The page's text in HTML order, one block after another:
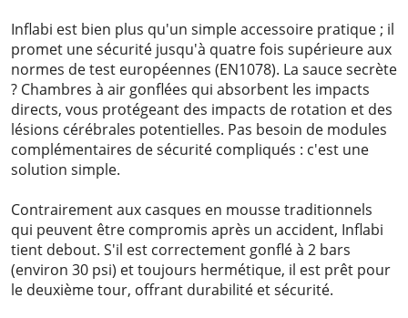
Inflabi est bien plus qu'un simple accessoire pratique ; il
promet une sécurité jusqu'à quatre fois supérieure aux
normes de test européennes (EN1078). La sauce secrète
? Chambres à air gonflées qui absorbent les impacts
directs, vous protégeant des impacts de rotation et des
lésions cérébrales potentielles. Pas besoin de modules
complémentaires de sécurité compliqués : c'est une
solution simple.
Contrairement aux casques en mousse traditionnels
qui peuvent être compromis après un accident, Inflabi
tient debout. S'il est correctement gonflé à 2 bars
(environ 30 psi) et toujours hermétique, il est prêt pour
le deuxième tour, offrant durabilité et sécurité.